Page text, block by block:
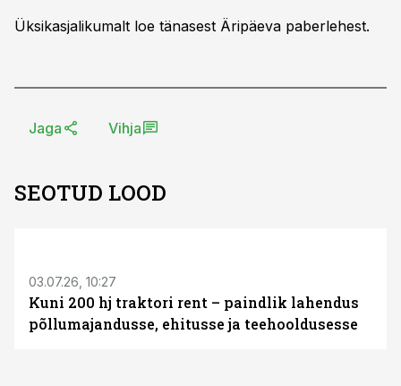
Üksikasjalikumalt loe tänasest Äripäeva paberlehest.
Jaga Vihja
SEOTUD LOOD
03.07.26, 10:27
Kuni 200 hj traktori rent – paindlik lahendus
põllumajandusse, ehitusse ja teehooldusesse